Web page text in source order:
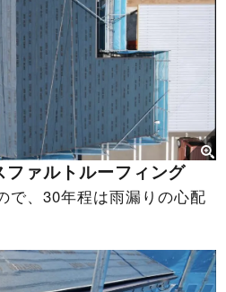
ァルトルーフィング
で、30年程は雨漏りの心配